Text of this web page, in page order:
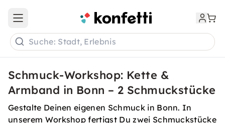
Open main menu
Suche: Stadt, Erlebnis
Schmuck-Workshop: Kette &
Armband in Bonn – 2 Schmuckstücke
Gestalte Deinen eigenen Schmuck in Bonn. In
unserem Workshop fertigst Du zwei Schmuckstücke